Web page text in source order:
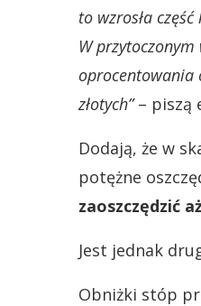
to wzrosła
W
oprocentowania
złotych”– piszą
Dodają, że w
potężne
zaoszczędzić
Jest jednak
Obniżki stóp